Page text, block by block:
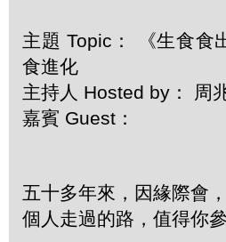
主題 Topic： 《生食食
食進化
主持人 Hosted by： 周
嘉賓 Guest：
五十多年來，因緣際會
個人走過的路，值得你參